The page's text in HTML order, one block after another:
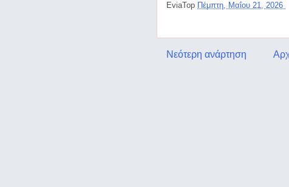
EviaTop Πέμπτη, Μαΐου 21, 2026
Νεότερη ανάρτηση